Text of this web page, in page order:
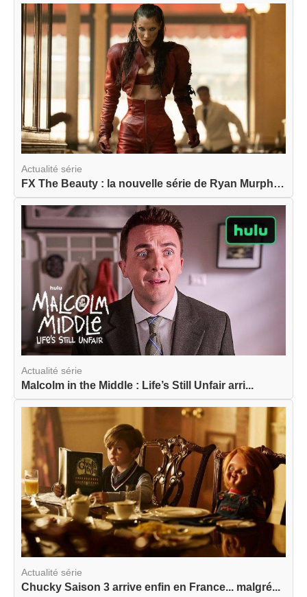
Actualité série
FX The Beauty : la nouvelle série de Ryan Murphy...
Actualité série
Malcolm in the Middle : Life’s Still Unfair arri...
Actualité série
Chucky Saison 3 arrive enfin en France... malgré...